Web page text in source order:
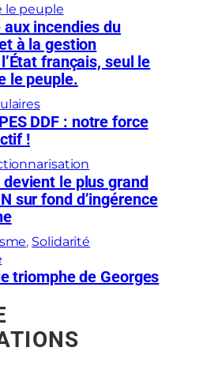
le peuple
aux incendies du
à la gestion
français, seul le
le peuple.
DDF : notre force
!
le plus grand
sur fond d’ingérence
, Solidarité
triomphe de Georges